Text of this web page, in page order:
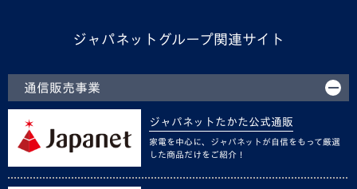
ジャパネットグループ関連サイト
通信販売事業
ジャパネットたかた公式通販
家電を中心に、ジャパネットが自信をもって厳選
した商品だけをご紹介！